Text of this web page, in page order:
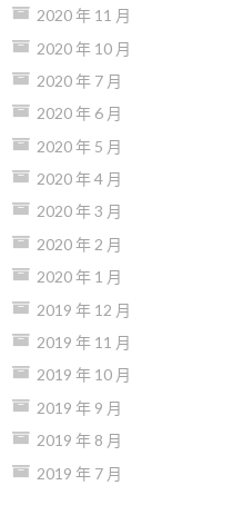
2020 年 11 月
2020 年 10 月
2020 年 7 月
2020 年 6 月
2020 年 5 月
2020 年 4 月
2020 年 3 月
2020 年 2 月
2020 年 1 月
2019 年 12 月
2019 年 11 月
2019 年 10 月
2019 年 9 月
2019 年 8 月
2019 年 7 月